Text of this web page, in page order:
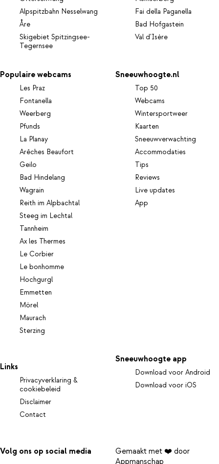
Alpspitzbahn Nesselwang
Åre
Skigebiet Spitzingsee-
Tegernsee
Fai della Paganella
Bad Hofgastein
Val d'Isère
Populaire webcams
Les Praz
Fontanella
Weerberg
Pfunds
La Planay
Arêches Beaufort
Geilo
Bad Hindelang
Wagrain
Reith im Alpbachtal
Steeg im Lechtal
Tannheim
Ax les Thermes
Le Corbier
Le bonhomme
Hochgurgl
Emmetten
Mörel
Maurach
Sterzing
Sneeuwhoogte.nl
Top 50
Webcams
Wintersportweer
Kaarten
Sneeuwverwachting
Accommodaties
Tips
Reviews
Live updates
App
Links
Privacyverklaring &
cookiebeleid
Disclaimer
Contact
Sneeuwhoogte app
Download voor Android
Download voor iOS
Volg ons op social media
Gemaakt met ❤️ door
Appmanschap